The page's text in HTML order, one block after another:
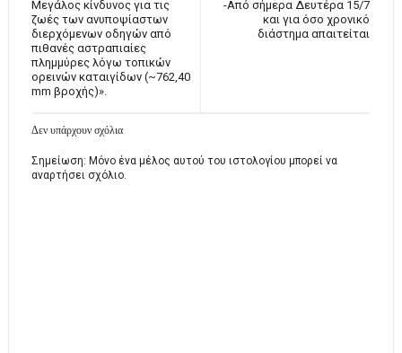
-Από σήμερα Δευτέρα 15/7
και για όσο χρονικό
διάστημα απαιτείται
Μεγάλος κίνδυνος για τις
ζωές των ανυποψίαστων
διερχόμενων οδηγών από
πιθανές αστραπιαίες
πλημμύρες λόγω τοπικών
ορεινών καταιγίδων (~762,40
mm βροχής)».
Δεν υπάρχουν σχόλια
Σημείωση: Μόνο ένα μέλος αυτού του ιστολογίου μπορεί να
αναρτήσει σχόλιο.